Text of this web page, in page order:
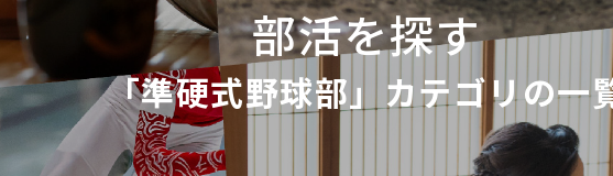
部活を探す
「準硬式野球部」カテゴリの一